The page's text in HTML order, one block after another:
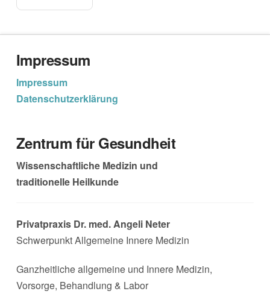
Impressum
Impressum
Datenschutzerklärung
Zentrum für Gesundheit
Wissenschaftliche Medizin und
traditionelle Heilkunde
Privatpraxis Dr. med. Angeli Neter
Schwerpunkt Allgemeine Innere Medizin
Ganzheitliche allgemeine und Innere Medizin,
Vorsorge, Behandlung & Labor